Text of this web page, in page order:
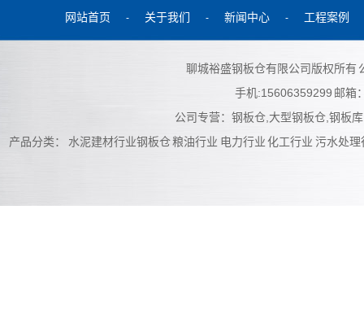
钢板仓的应用与发展
网站首页 - 关于我们 - 新闻中心 - 工程案例
聊城裕盛钢板仓有限公司版权所有
手机:15606359299 邮箱
公司专营：钢板仓,大型钢板仓,钢板
产品分类： 水泥建材行业钢板仓粮油行业 电力行业 化工行业 污水处理